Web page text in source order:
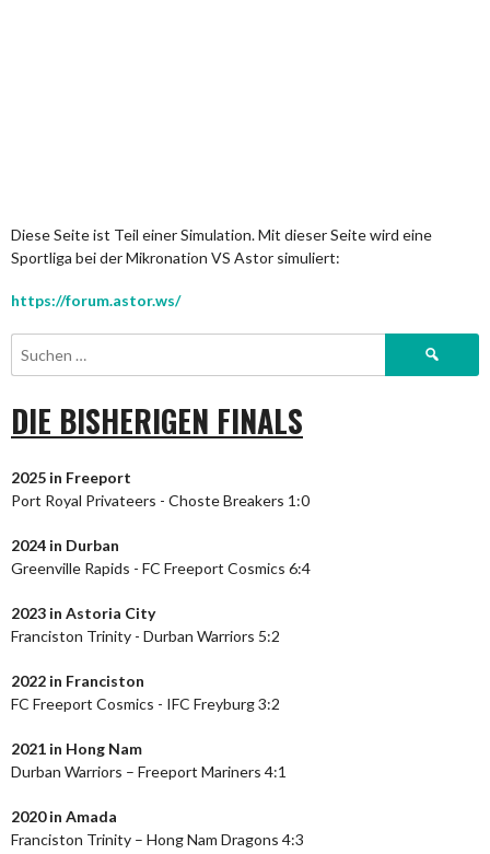
Diese Seite ist Teil einer Simulation. Mit dieser Seite wird eine
Sportliga bei der Mikronation VS Astor simuliert:
https://forum.astor.ws/
Suchen
DIE BISHERIGEN FINALS
2025 in Freeport
Port Royal Privateers - Choste Breakers 1:0
2024 in Durban
Greenville Rapids - FC Freeport Cosmics 6:4
2023 in Astoria City
Franciston Trinity - Durban Warriors 5:2
2022 in Franciston
FC Freeport Cosmics - IFC Freyburg 3:2
2021 in Hong Nam
Durban Warriors – Freeport Mariners 4:1
2020 in Amada
Franciston Trinity – Hong Nam Dragons 4:3